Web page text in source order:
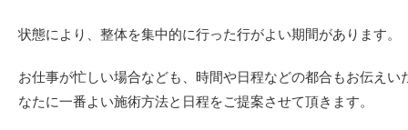
状態により、整体を集中的に行った行がよい期間があります。
お仕事が忙しい場合なども、時間や日程などの都合もお伝え
なたに一番よい施術方法と日程をご提案させて頂きます。